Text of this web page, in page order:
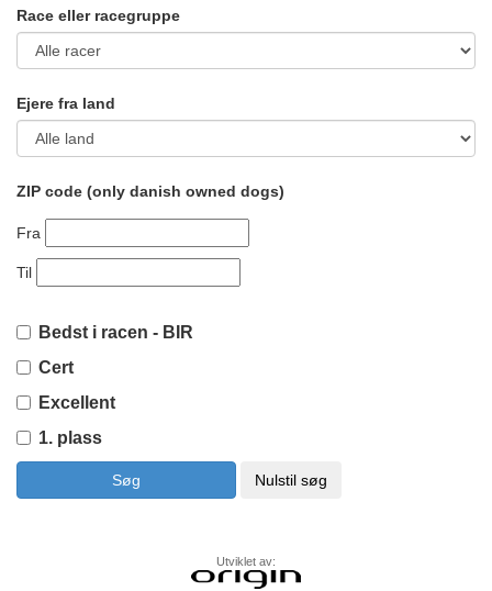
Race eller racegruppe
Ejere fra land
ZIP code (only danish owned dogs)
Fra
Til
Bedst i racen - BIR
Cert
Excellent
1. plass
Utviklet av: